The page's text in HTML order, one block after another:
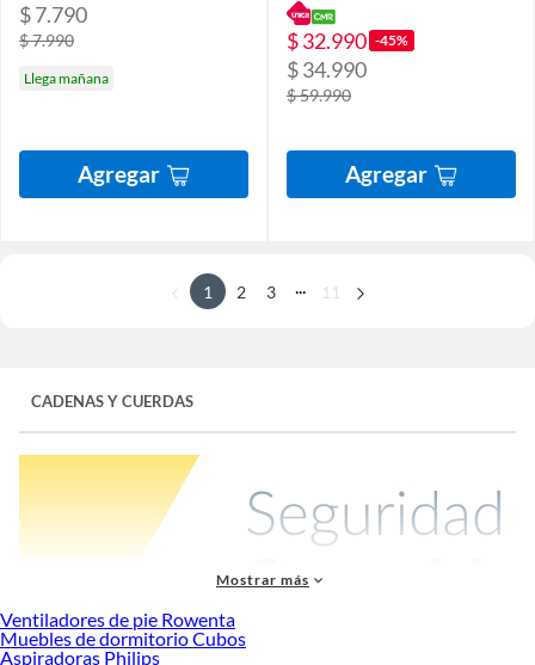
$ 7.790
$ 7.990
Llega mañana
Agregar
$ 32.990 -45%
$ 34.990
$ 59.990
Agregar
1 2 3 11
CADENAS Y CUERDAS
Mostrar más
Ventiladores de pie Rowenta
Muebles de dormitorio Cubos
Aspiradoras Philips